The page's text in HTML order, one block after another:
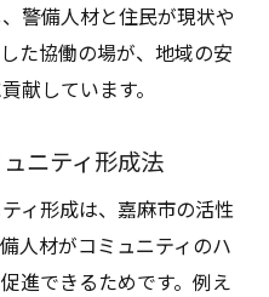
警備人材と住民が現状や
た協働の場が、地域の安
献しています。
ニティ形成法
ィ形成は、嘉麻市の活性
人材がコミュニティのハ
進できるためです。例え